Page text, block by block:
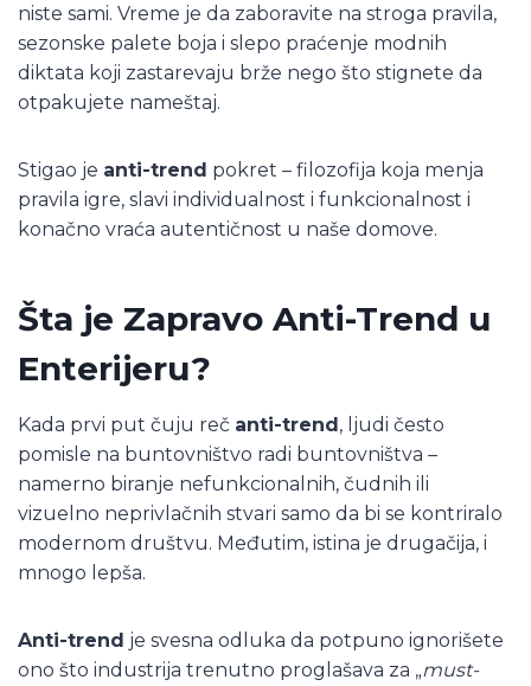
niste sami. Vreme je da zaboravite na stroga pravila,
sezonske palete boja i slepo praćenje modnih
diktata koji zastarevaju brže nego što stignete da
otpakujete nameštaj.
Stigao je anti-trend pokret – filozofija koja menja
pravila igre, slavi individualnost i funkcionalnost i
konačno vraća autentičnost u naše domove.
Šta je Zapravo Anti-Trend u
Enterijeru?
Kada prvi put čuju reč anti-trend, ljudi često
pomisle na buntovništvo radi buntovništva –
namerno biranje nefunkcionalnih, čudnih ili
vizuelno neprivlačnih stvari samo da bi se kontriralo
modernom društvu. Međutim, istina je drugačija, i
mnogo lepša.
Anti-trend je svesna odluka da potpuno ignorišete
ono što industrija trenutno proglašava za „must-